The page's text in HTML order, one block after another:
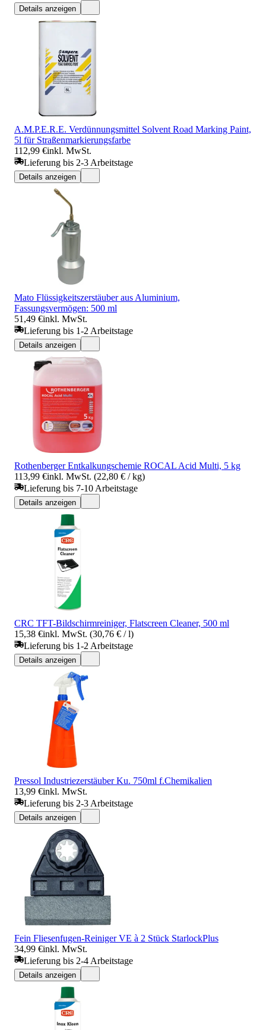
Details anzeigen
A.M.P.E.R.E. Verdünnungsmittel Solvent Road Marking Paint,
5l für Straßenmarkierungsfarbe
112,99 €inkl. MwSt.
Lieferung bis 2-3 Arbeitstage
Details anzeigen
Mato Flüssigkeitszerstäuber aus Aluminium,
Fassungsvermögen: 500 ml
51,49 €inkl. MwSt.
Lieferung bis 1-2 Arbeitstage
Details anzeigen
Rothenberger Entkalkungschemie ROCAL Acid Multi, 5 kg
113,99 €inkl. MwSt. (22,80 € / kg)
Lieferung bis 7-10 Arbeitstage
Details anzeigen
CRC TFT-Bildschirmreiniger, Flatscreen Cleaner, 500 ml
15,38 €inkl. MwSt. (30,76 € / l)
Lieferung bis 1-2 Arbeitstage
Details anzeigen
Pressol Industriezerstäuber Ku. 750ml f.Chemikalien
13,99 €inkl. MwSt.
Lieferung bis 2-3 Arbeitstage
Details anzeigen
Fein Fliesenfugen-Reiniger VE à 2 Stück StarlockPlus
34,99 €inkl. MwSt.
Lieferung bis 2-4 Arbeitstage
Details anzeigen